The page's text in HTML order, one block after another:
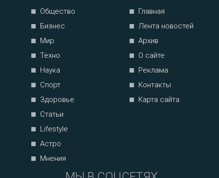
Общество
Бизнес
Мир
Техно
Наука
Спорт
Здоровье
Статьи
Lifestyle
Астро
Мнения
Главная
Лента новостей
Архив
О сайте
Реклама
Контакты
Карта сайта